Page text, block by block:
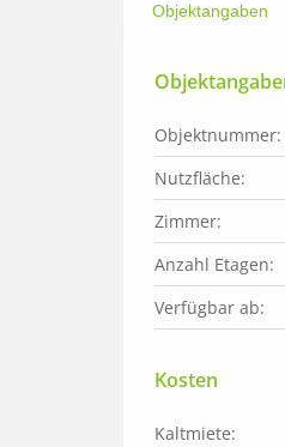
Objektangaben
Objektnummer:
Nutzfläche:
Zimmer:
Anzahl Etagen:
Verfügbar ab:
Kosten
Kaltmiete: